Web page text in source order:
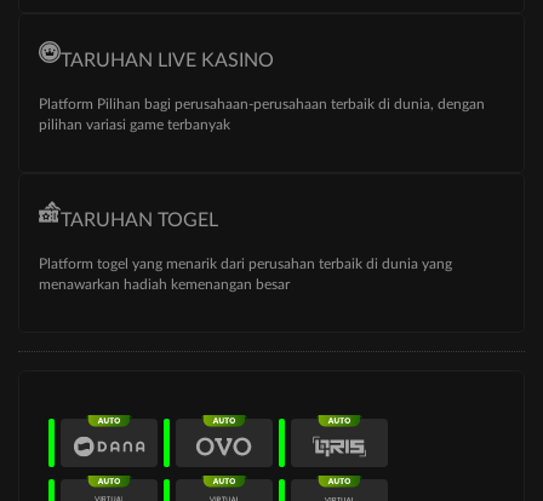
TARUHAN LIVE KASINO
Platform Pilihan bagi perusahaan-perusahaan terbaik di dunia, dengan
pilihan variasi game terbanyak
TARUHAN TOGEL
Platform togel yang menarik dari perusahan terbaik di dunia yang
menawarkan hadiah kemenangan besar